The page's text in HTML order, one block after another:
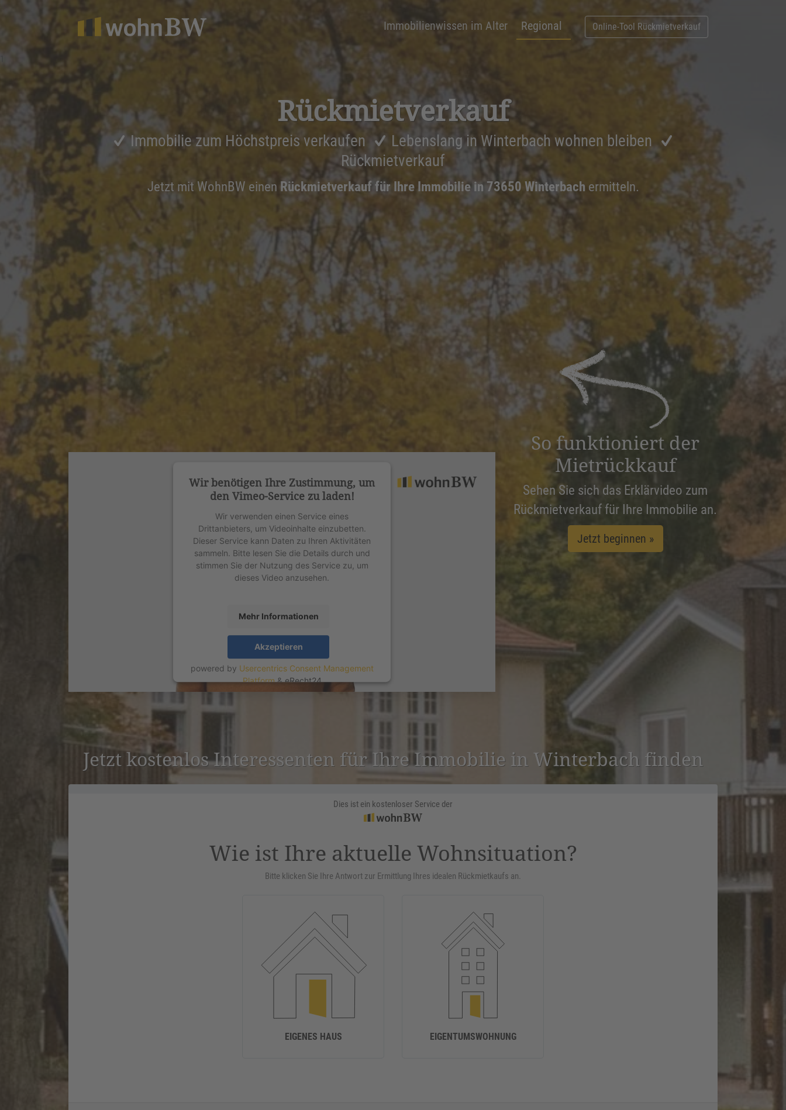
Immobilienwissen im Alter Regional Online-Tool Rückmietverkauf
Rückmiet­ver­kauf
Immobilie zum Höchstpreis verkaufen
Lebenslang in Winterbach wohnen bleiben
Rückmietverkauf
Jetzt mit WohnBW einen Rückmietverkauf für Ihre Immobilie in 73650 Winterbach ermitteln.
Wir benötigen Ihre Zustimmung, um
den Vimeo-Service zu laden!
Wir verwenden einen Service eines
Drittanbieters, um Videoinhalte einzubetten.
Dieser Service kann Daten zu Ihren Aktivitäten
sammeln. Bitte lesen Sie die Details durch und
stimmen Sie der Nutzung des Service zu, um
dieses Video anzusehen.
Mehr Informationen
Akzeptieren
powered by Usercentrics Consent Management
Platform&eRecht24
So funktioniert der
Mietrückkauf
Sehen Sie sich das Erklärvideo zum
Rückmietverkauf für Ihre Immobilie an.
Jetzt beginnen »
Jetzt kostenlos Inter­es­senten für Ihre Immobilie in Winter­bach finden
Dies ist ein kostenloser Service der
Wie ist Ihre aktuelle Wohnsituation?
Bitte klicken Sie Ihre Antwort zur Ermittlung Ihres idealen Rückmietkaufs an.
EIGENES HAUS EIGENTUMSWOHNUNG